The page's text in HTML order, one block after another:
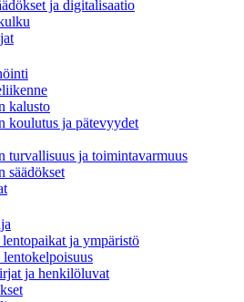
ja digitalisaatio
kalusto
koulutus ja pätevyydet
turvallisuus ja toimintavarmuus
säädökset
ja ympäristö
ja henkilöluvat